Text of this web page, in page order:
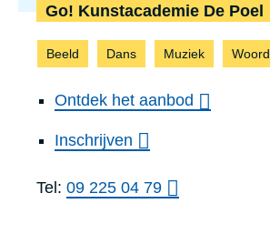
Go! Kunstacademie De Poel
Beeld Dans Muziek Woord
Ontdek het aanbod
Inschrijven
Tel: 09 225 04 79